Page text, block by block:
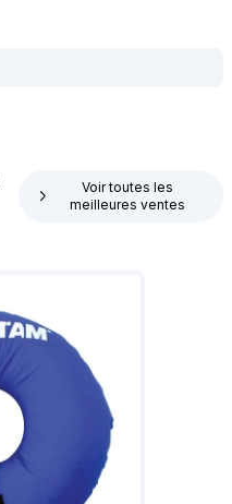
Voir toutes les
meilleures ventes